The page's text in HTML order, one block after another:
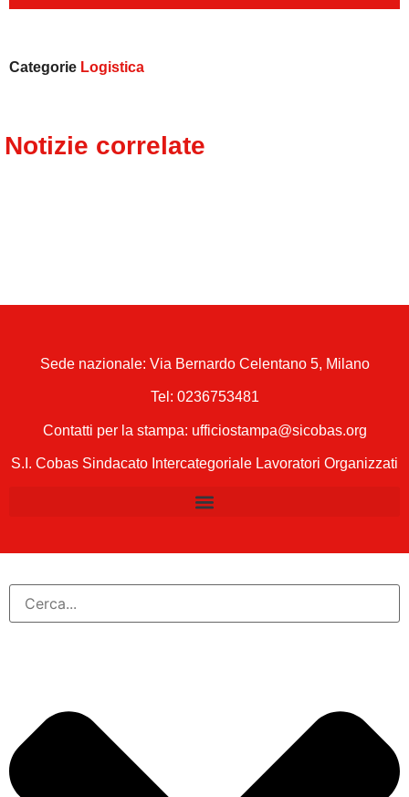
Categorie Logistica
Notizie correlate
Sede nazionale: Via Bernardo Celentano 5, Milano
Tel: 0236753481
Contatti per la stampa: ufficiostampa@sicobas.org
S.I. Cobas Sindacato Intercategoriale Lavoratori Organizzati